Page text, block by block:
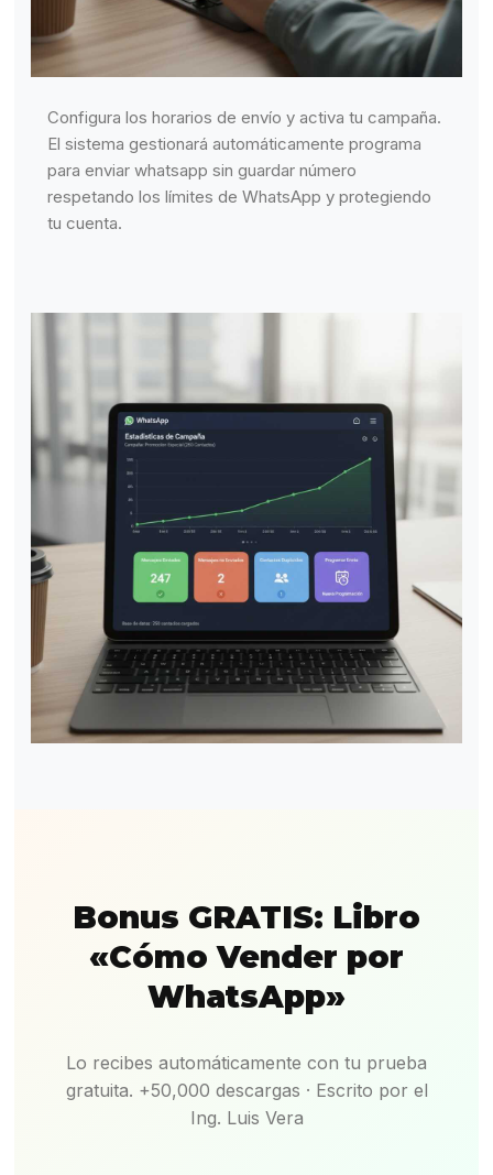
Configura los horarios de envío y activa tu campaña.
El sistema gestionará automáticamente programa
para enviar whatsapp sin guardar número
respetando los límites de WhatsApp y protegiendo
tu cuenta.
Bonus GRATIS: Libro
«Cómo Vender por
WhatsApp»
Lo recibes automáticamente con tu prueba
gratuita. +50,000 descargas · Escrito por el
Ing. Luis Vera